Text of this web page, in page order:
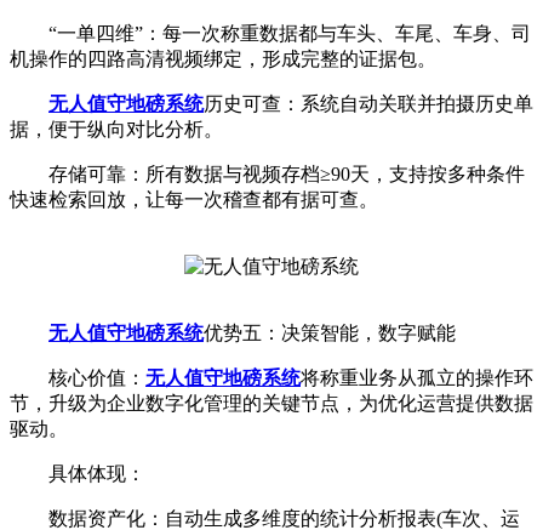
“一单四维”：每一次称重数据都与车头、车尾、车身、司
机操作的四路高清视频绑定，形成完整的证据包。
无人值守地磅系统历史可查：系统自动关联并拍摄历史单
据，便于纵向对比分析。
存储可靠：所有数据与视频存档≥90天，支持按多种条件
快速检索回放，让每一次稽查都有据可查。
无人值守地磅系统优势五：决策智能，数字赋能
核心价值： 无人值守地磅系统将称重业务从孤立的操作环
节，升级为企业数字化管理的关键节点，为优化运营提供数据
驱动。
具体体现：
数据资产化：自动生成多维度的统计分析报表(车次、运